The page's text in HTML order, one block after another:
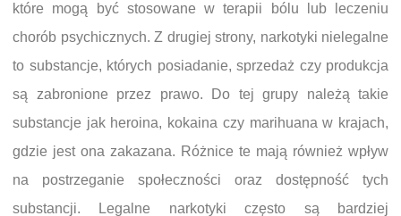
które mogą być stosowane w terapii bólu lub leczeniu
chorób psychicznych. Z drugiej strony, narkotyki nielegalne
to substancje, których posiadanie, sprzedaż czy produkcja
są zabronione przez prawo. Do tej grupy należą takie
substancje jak heroina, kokaina czy marihuana w krajach,
gdzie jest ona zakazana. Różnice te mają również wpływ
na postrzeganie społeczności oraz dostępność tych
substancji. Legalne narkotyki często są bardziej